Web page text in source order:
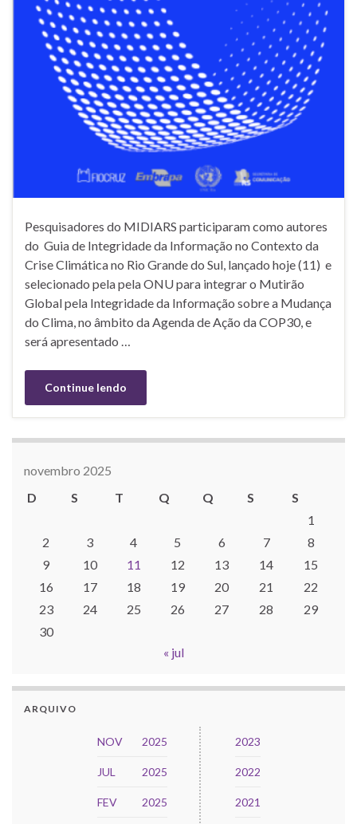
Pesquisadores do MIDIARS participaram como autores
do Guia de Integridade da Informação no Contexto da
Crise Climática no Rio Grande do Sul, lançado hoje (11) e
selecionado pela pela ONU para integrar o Mutirão
Global pela Integridade da Informação sobre a Mudança
do Clima, no âmbito da Agenda de Ação da COP30, e
será apresentado …
Continue lendo
novembro 2025
D
S T Q Q S
S
1
2
3 4 5 6 7
8
9
10 11 12 13 14
15
16
17 18 19 20 21
22
23
24 25 26 27 28
29
30
« jul
ARQUIVO
NOV 2025
JUL 2025
FEV 2025
2023
2022
2021